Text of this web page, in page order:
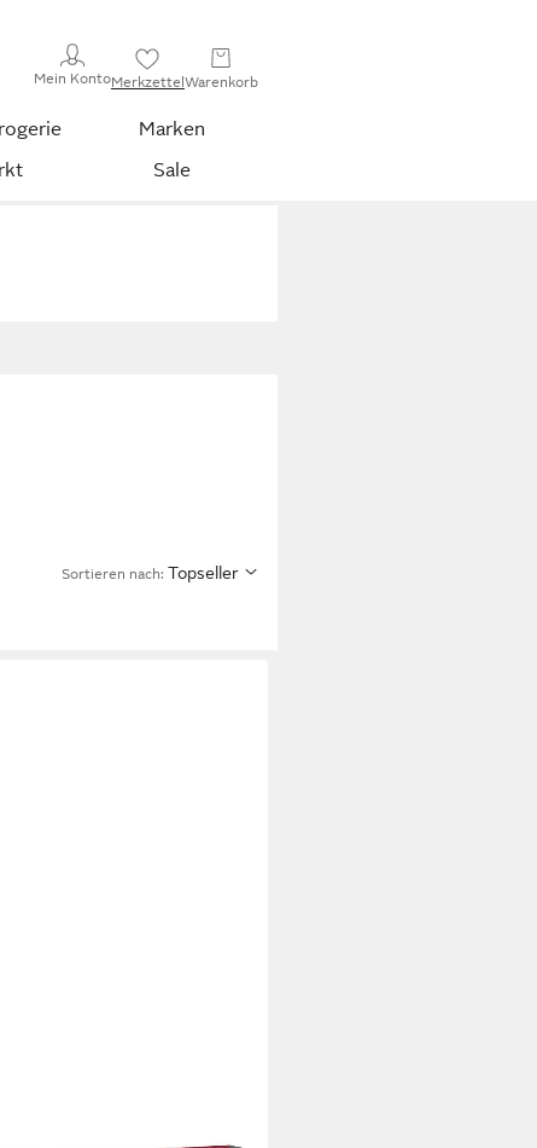
Mein KontoMerkzettelWarenkorb
Marken
Sale
Sortieren nach: Topseller